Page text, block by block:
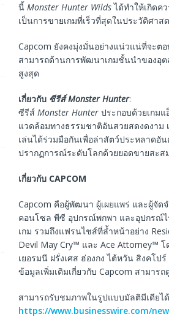
นี้ Monster Hunter Wildsได้ทำให้เกิดค
เป็นการขายเกมที่เร็วที่สุดในประวัติศาส
Capcom ยังคงมุ่งมั่นอย่างแน่วแน่ที่จะต
สามารถด้านการพัฒนาเกมชั้นนำของอุ
สูงสุด
เกี่ยวกับ ซีรีส์Monster Hunter:
ซีรีส์ Monster Hunterประกอบด้วยเกม
แวดล้อมทางธรรมชาติอันสวยสดงดงาม
เล่นได้ร่วมมือกันเพื่อล่าสัตว์ประหลาดอั
ปรากฏการณ์ระดับโลกด้วยยอดขายสะ
เกี่ยวกับCAPCOM
Capcom คือผู้พัฒนา ผู้เผยแพร่ และผู้จั
คอนโซล พีซี อุปกรณ์พกพา และอุปกรณ์ไ
เกม รวมถึงแฟรนไชส์ที่ล้ำหน้าอย่าง
Devil May Cry™ และ Ace Attorney™
เยอรมนี ฝรั่งเศส ฮ่องกง ไต้หวัน สิงคโ
ข้อมูลเพิ่มเติมเกี่ยวกับ Capcom สามารถ
สามารถรับชมภาพในรูปแบบมัลติมีเดียไ
https://www.businesswire.com/